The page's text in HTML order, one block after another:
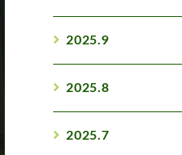
2025.9
2025.8
2025.7